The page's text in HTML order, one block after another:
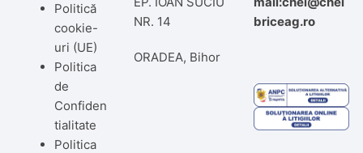
Politică
cookie-
uri (UE)
Politica
de
Confiden
tialitate
Politica
NR. 14
ORADEA, Bihor
briceag.ro